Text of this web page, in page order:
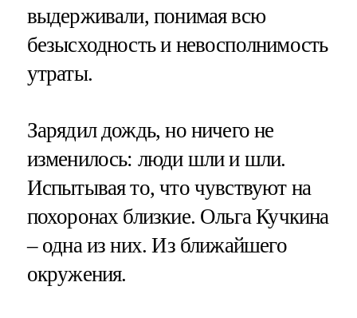
выдерживали, понимая всю
безысходность и невосполнимость
утраты.
Зарядил дождь, но ничего не
изменилось: люди шли и шли.
Испытывая то, что чувствуют на
похоронах близкие. Ольга Кучкина
– одна из них. Из ближайшего
окружения.